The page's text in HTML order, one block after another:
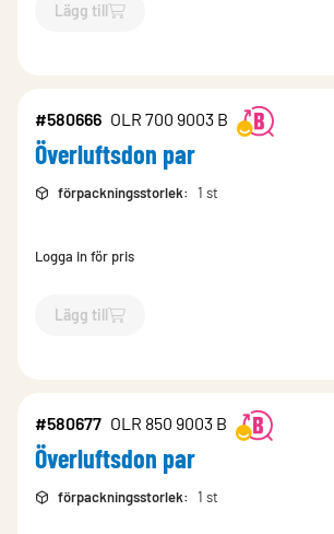
Lägg till
`$Lägg till
#580666 OLR 700 9003 B
Överluftsdon par
förpackningsstorlek: 1 st
Logga in för pris
Lägg till
`$Lägg till
#580677 OLR 850 9003 B
Överluftsdon par
förpackningsstorlek: 1 st